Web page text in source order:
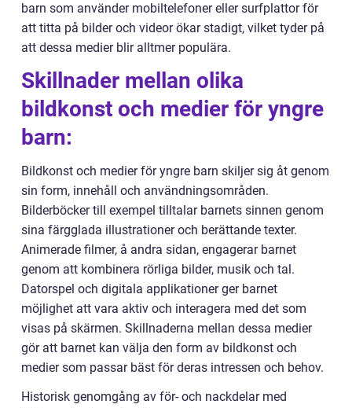
barn som använder mobiltelefoner eller surfplattor för
att titta på bilder och videor ökar stadigt, vilket tyder på
att dessa medier blir alltmer populära.
Skillnader mellan olika
bildkonst och medier för yngre
barn:
Bildkonst och medier för yngre barn skiljer sig åt genom
sin form, innehåll och användningsområden.
Bilderböcker till exempel tilltalar barnets sinnen genom
sina färgglada illustrationer och berättande texter.
Animerade filmer, å andra sidan, engagerar barnet
genom att kombinera rörliga bilder, musik och tal.
Datorspel och digitala applikationer ger barnet
möjlighet att vara aktiv och interagera med det som
visas på skärmen. Skillnaderna mellan dessa medier
gör att barnet kan välja den form av bildkonst och
medier som passar bäst för deras intressen och behov.
Historisk genomgång av för- och nackdelar med